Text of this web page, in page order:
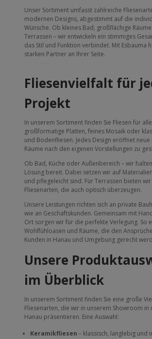
Unser Sortiment umfasst zahlreiche
modernen Designs, abgestimmt auf die
Wünsche. Ob kleines Bad, großflächige
Terrassen – wir entwickeln ein stimmiges
das Stil und Funktion verbindet. Mit Esbauma
starken Partner an Ihrer Seite.
Fliesenvielfalt für
Projekt
In unserem Sortiment finden Sie Fliesen für
großformatige Platten, feines Mosaik oder
und Bodenfliesen. Jedes Design eröffnet neue
Räume nach den eigenen Vorstellungen zu
Ob Bad, Küche oder Außenbereich – wir
Lösung bereit. Dabei setzen wir auf
und pflegeleicht sind. Für Terrassen bieten
Fliesenarten, die auch optisch überzeugen.
Unsere Leistungen richten sich an private
wie an Geschäftskunden. Gemeinsam mit
Ort sorgen wir für die perfekte Verlegung. So
Wohlfühloasen und Räume, die den
Kunden in Hanau und Umgebung gerecht
Unsere
im Überblick
In unserem Sortiment finden Sie eine große
Fliesenarten, die wir in unserem Showroom in
Hanau präsentieren. Eine Auswahl:
Keramikfliesen – klassisch, langlebig und